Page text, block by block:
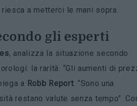
a metterci le mani sopra.
gli esperti
, analizza la situazione secondo
la rarità. “Gli aumenti di
a Robb Report. “Sono una
restano valute senza tempo”.